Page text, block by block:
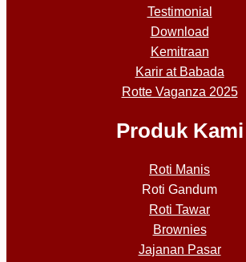
Testimonial
Download
Kemitraan
Karir at Babada
Rotte Vaganza 2025
Produk Kami
Roti Manis
Roti Gandum
Roti Tawar
Brownies
Jajanan Pasar